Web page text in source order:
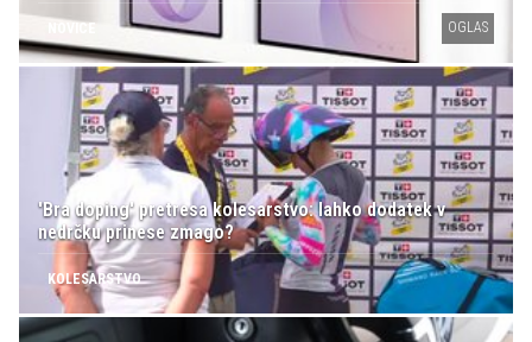
NOVICE OGLAS
'Bra doping' pretresa kolesarstvo: lahko dodatek v
nedrčku prinese zmago?
KOLESARSTVO